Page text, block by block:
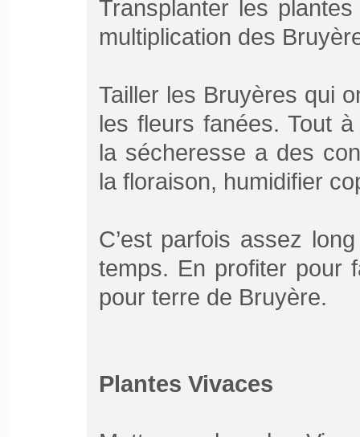
Transplanter les
multiplication des
Tailler les Bruyères qui
les fleurs fanées. Tout
la sécheresse a des
la floraison, humidifier
C’est parfois assez
temps. En profiter pour
pour terre de Bruyère.
Plantes Vivaces